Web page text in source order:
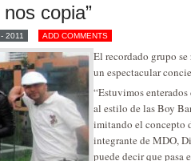
copia”
2011 ADD COMMENTS
El recordado grupo
un espectacular
“Estuvimos
al estilo de las Boy
imitando el concepto
integrante de MDO,
puede decir que pasa